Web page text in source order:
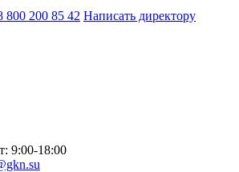
800 200 85 42 Написать директору
9:00-18:00